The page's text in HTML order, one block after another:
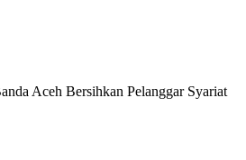
Aceh Bersihkan Pelanggar Syariat